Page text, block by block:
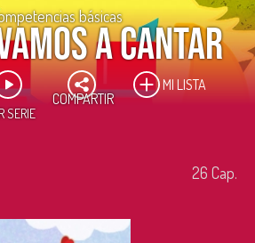
básicas
a cantar
SERIE
COMPARTIR
MI LISTA
26 Cap.